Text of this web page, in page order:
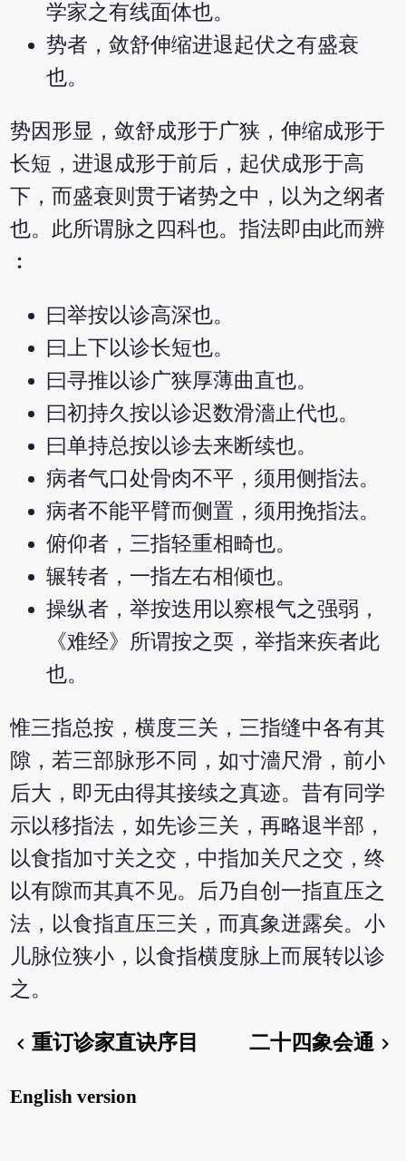
学家之有线面体也。
势者，敛舒伸缩进退起伏之有盛衰
也。
势因形显，敛舒成形于广狭，伸缩成形于
长短，进退成形于前后，起伏成形于高
下，而盛衰则贯于诸势之中，以为之纲者
也。此所谓脉之四科也。指法即由此而辨
︰
曰举按以诊高深也。
曰上下以诊长短也。
曰寻推以诊广狭厚薄曲直也。
曰初持久按以诊迟数滑濇止代也。
曰单持总按以诊去来断续也。
病者气口处骨肉不平，须用侧指法。
病者不能平臂而侧置，须用挽指法。
俯仰者，三指轻重相畸也。
辗转者，一指左右相倾也。
操纵者，举按迭用以察根气之强弱，
《难经》所谓按之耎，举指来疾者此
也。
惟三指总按，横度三关，三指缝中各有其
隙，若三部脉形不同，如寸濇尺滑，前小
后大，即无由得其接续之真迹。昔有同学
示以移指法，如先诊三关，再略退半部，
以食指加寸关之交，中指加关尺之交，终
以有隙而其真不见。后乃自创一指直压之
法，以食指直压三关，而真象迸露矣。小
儿脉位狭小，以食指横度脉上而展转以诊
之。
chevron_left重订诊家直诀序目 二十四象会通chevron_right
English version